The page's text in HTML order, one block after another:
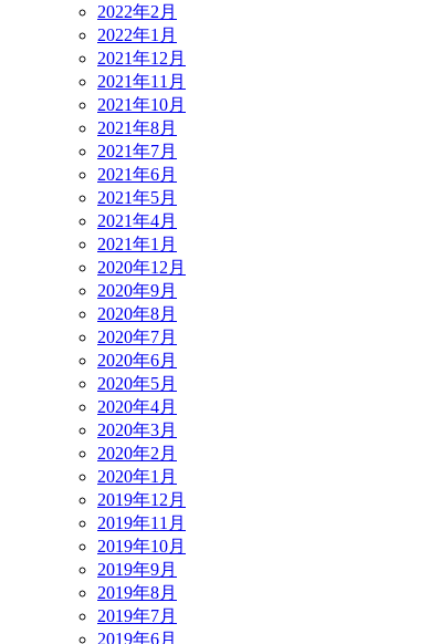
2022年2月
2022年1月
2021年12月
2021年11月
2021年10月
2021年8月
2021年7月
2021年6月
2021年5月
2021年4月
2021年1月
2020年12月
2020年9月
2020年8月
2020年7月
2020年6月
2020年5月
2020年4月
2020年3月
2020年2月
2020年1月
2019年12月
2019年11月
2019年10月
2019年9月
2019年8月
2019年7月
2019年6月